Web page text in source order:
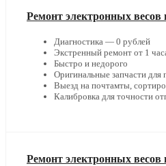
Ремонт электронных весов
Диагностика — 0 рублей
Экстренный ремонт от 1
Быстро и недорого
Оригинальные запчасти для
Выезд на почтамты,
Калибровка для точности
Ремонт электронных